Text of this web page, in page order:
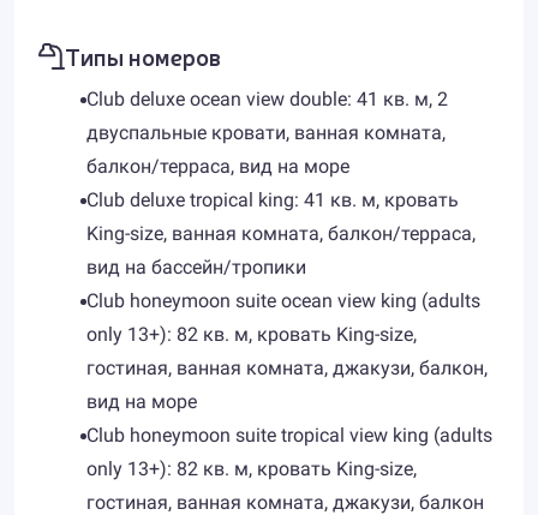
Типы номеров
Club deluxe ocean view double: 41 кв. м, 2
двуспальные кровати, ванная комната,
балкон/терраса, вид на море
Club deluxe tropical king: 41 кв. м, кровать
King-size, ванная комната, балкон/терраса,
вид на бассейн/тропики
Club honeymoon suite ocean view king (adults
only 13+): 82 кв. м, кровать King-size,
гостиная, ванная комната, джакузи, балкон,
вид на море
Club honeymoon suite tropical view king (adults
only 13+): 82 кв. м, кровать King-size,
гостиная, ванная комната, джакузи, балкон